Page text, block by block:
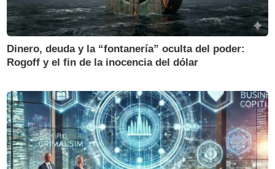
Dinero, deuda y la “fontanería” oculta del poder:
Rogoff y el fin de la inocencia del dólar